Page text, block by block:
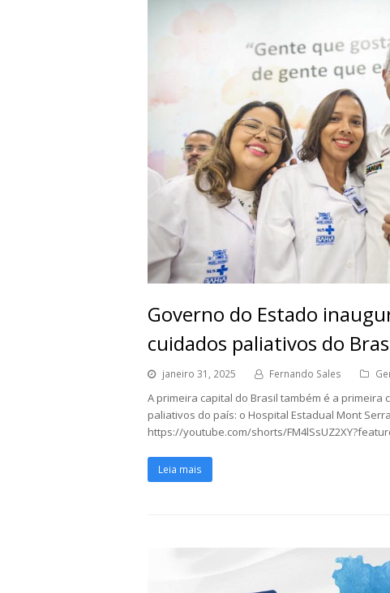
Governo do Estado
cuidados paliativos do
janeiro 31, 2025 Fernando Sales
A primeira capital do Brasil também é a
paliativos do país: o Hospital Estadual Mont
https://youtube.com/shorts/
Leia mais